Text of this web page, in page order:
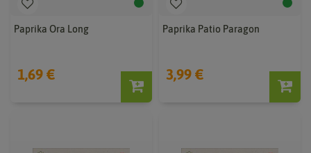
Paprika Ora Long
1,69 €
Paprika Patio Paragon
3,99 €